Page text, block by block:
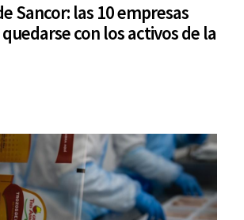
Sancor: las 10 empresas
con los activos de la